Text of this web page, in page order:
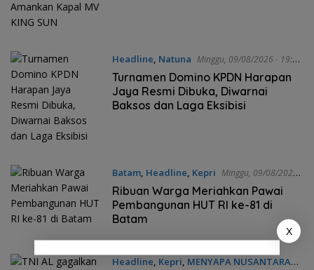
Headline, Natuna Minggu, 09/08/2026 - 19:34
WIB
Turnamen Domino KPDN Harapan
Jaya Resmi Dibuka, Diwarnai
Baksos dan Laga Eksibisi
Batam, Headline, Kepri Minggu, 09/08/2026 -
14:35 WIB
Ribuan Warga Meriahkan Pawai
Pembangunan HUT RI ke-81 di
Batam
Headline, Kepri, MENYAPA NUSANTARA
X